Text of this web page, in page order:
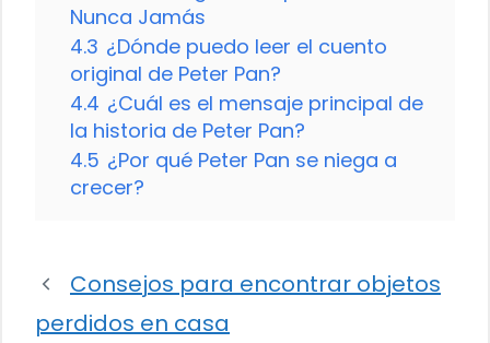
Nunca Jamás
4.3 ¿Dónde puedo leer el cuento
original de Peter Pan?
4.4 ¿Cuál es el mensaje principal de
la historia de Peter Pan?
4.5 ¿Por qué Peter Pan se niega a
crecer?
Consejos para encontrar objetos
perdidos en casa